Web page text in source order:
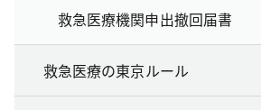
救急医療機関申出撤回届書
救急医療の東京ルール